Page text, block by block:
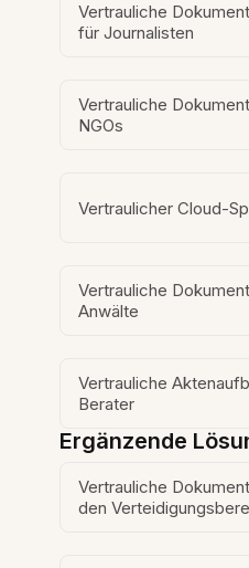
Vertrauliche
für Journalisten
Vertrauliche
NGOs
Vertraulicher Cloud-
Vertrauliche
Anwälte
Vertrauliche
Berater
Ergänzende
Vertrauliche
den